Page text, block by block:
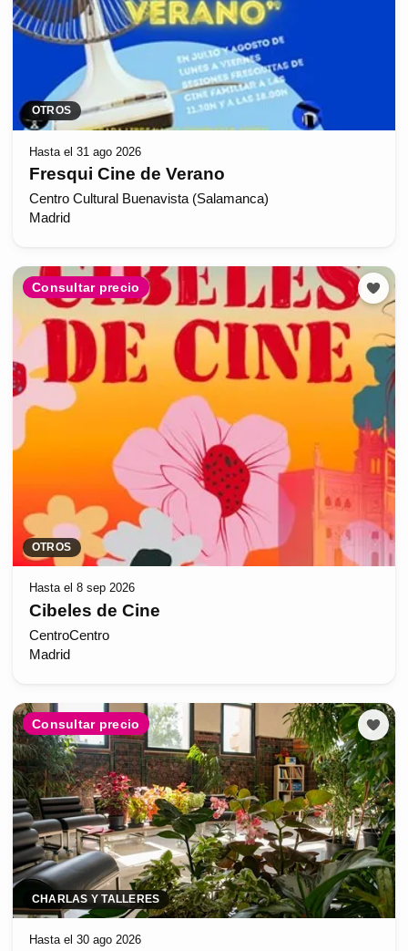
OTROS
Hasta el 31 ago 2026
Fresqui Cine de Verano
Centro Cultural Buenavista (Salamanca)
Madrid
Consultar precio
OTROS
Hasta el 8 sep 2026
Cibeles de Cine
CentroCentro
Madrid
Consultar precio
CHARLAS Y TALLERES
Hasta el 30 ago 2026